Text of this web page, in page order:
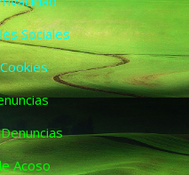
Sociales
Acoso